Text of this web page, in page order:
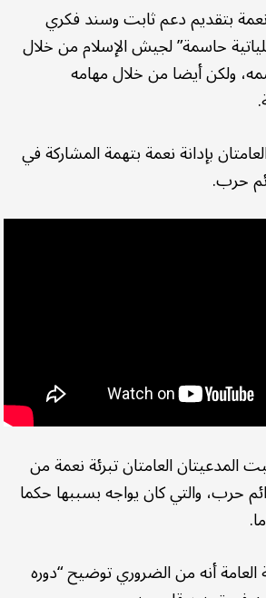
بتقديم دعم ثابت وسند فكري
حاسمة” لجيش الإسلام من خلال
ولكن أيضا من خلال مهامه
بإدانة نعمة بتهمة المشاركة في
حرب.
المدعيتان العامتان تبرئة نعمة من
حرب، والتي كان يواجه بسببها حكما
العامة أنه من الضروري توضيح “دوره